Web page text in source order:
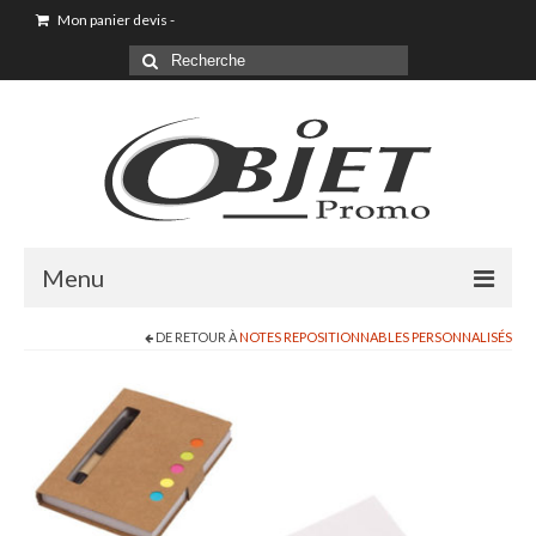
Mon panier devis -
Menu
Goodies & Objet Publicitaire
T-shirt Personnalisé
Goodies été loisirs vacances
Maison & Cuisine
DE RETOUR ÀNOTES REPOSITIONNABLES PERSONNALISÉS